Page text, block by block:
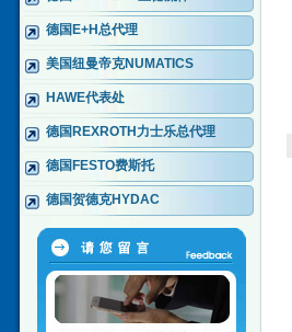
德国E+H总代理
美国纽曼帝克NUMATICS
HAWE代表处
德国REXROTH力士乐总代理
德国FESTO费斯托
德国贺德克HYDAC